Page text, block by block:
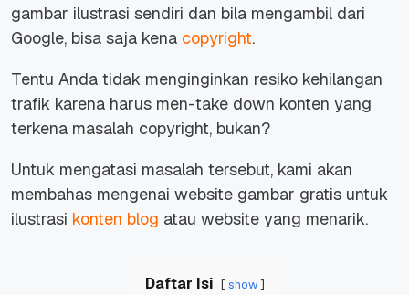
gambar ilustrasi sendiri dan bila mengambil dari
Google, bisa saja kena copyright.
Tentu Anda tidak menginginkan resiko kehilangan
trafik karena harus men-take down konten yang
terkena masalah copyright, bukan?
Untuk mengatasi masalah tersebut, kami akan
membahas mengenai website gambar gratis untuk
ilustrasi konten blog atau website yang menarik.
Daftar Isi show